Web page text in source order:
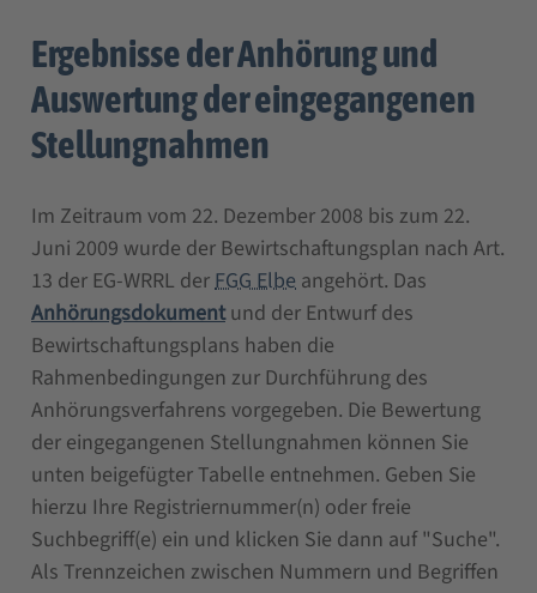
Ergebnisse der Anhörung und
Auswertung der eingegangenen
Stellungnahmen
Im Zeitraum vom 22. Dezember 2008 bis zum 22.
Juni 2009 wurde der Bewirtschaftungsplan nach Art.
13 der EG-WRRL derFGG Elbe angehört. Das
Anhörungsdokumentund der Entwurf des
Bewirtschaftungsplans haben die
Rahmenbedingungen zur Durchführung des
Anhörungsverfahrens vorgegeben. Die Bewertung
der eingegangenen Stellungnahmen können Sie
unten beigefügter Tabelle entnehmen. Geben Sie
hierzu Ihre Registriernummer(n) oder freie
Suchbegriff(e) ein und klicken Sie dann auf "Suche".
Als Trennzeichen zwischen Nummern und Begriffen